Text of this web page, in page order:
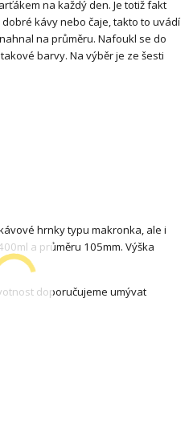
na každý den. Je totiž fakt
kávy nebo čaje, takto to uvádí
na průměru. Nafoukl se do
barvy. Na výběr je ze šesti
hrnky typu makronka, ale i
a průměru 105mm. Výška
doporučujeme umývat